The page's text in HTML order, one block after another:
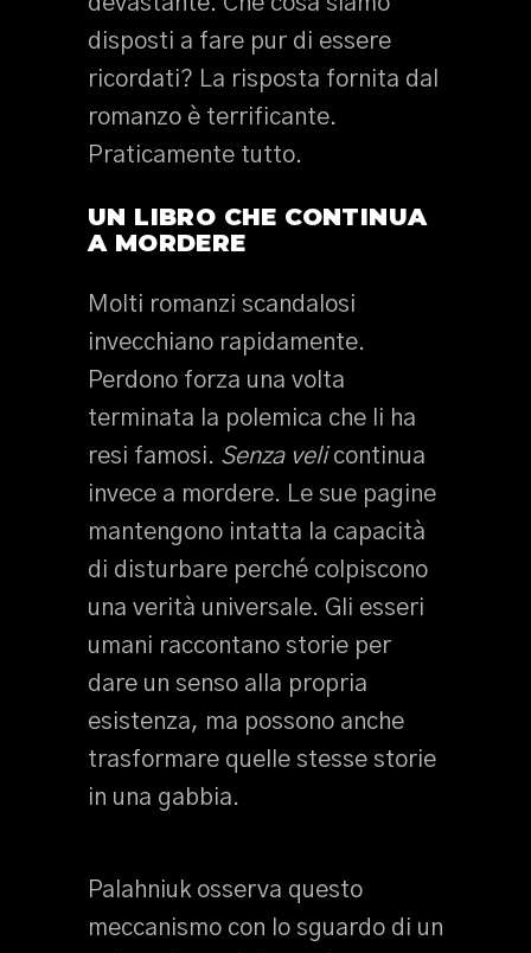
disposti a fare pur di essere
ricordati? La risposta fornita dal
romanzo è terrificante.
Praticamente tutto.
UN LIBRO CHE CONTINUA
A MORDERE
Molti romanzi scandalosi
invecchiano rapidamente.
Perdono forza una volta
terminata la polemica che li ha
resi famosi. Senza velicontinua
invece a mordere. Le sue pagine
mantengono intatta la capacità
di disturbare perché colpiscono
una verità universale. Gli esseri
umani raccontano storie per
dare un senso alla propria
esistenza, ma possono anche
trasformare quelle stesse storie
in una gabbia.
Palahniuk osserva questo
meccanismo con lo sguardo di un